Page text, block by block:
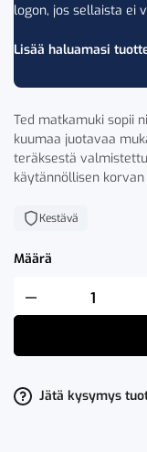
logon, jos sellaista ei
Lisää haluamasi
Ted matkamuki sopii
kuumaa juotavaa
teräksestä
käytännöllisen korvan
Kestävä
Määrä
Sagaform
Ted
määrä
Jätä kysymys